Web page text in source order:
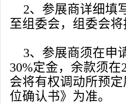
2、参展商详细填
至组委会，组委会
3、参展商须在申
30%定金，余款须
会将有权调动所预
位确认书》为准。